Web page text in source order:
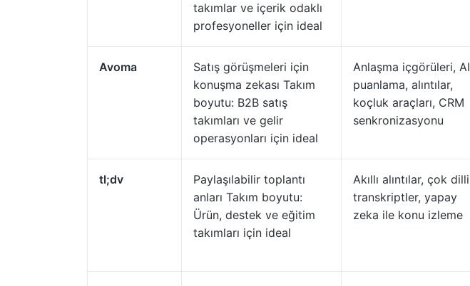
takımlar ve içerik odaklı
profesyoneller için ideal
Avoma
Satış görüşmeleri için
konuşma zekası Takım
boyutu: B2B satış
takımları ve gelir
operasyonları için ideal
Anlaşma içgörüleri, AI
puanlama, alıntılar,
koçluk araçları, CRM
senkronizasyonu
tl;dv
Paylaşılabilir toplantı
anları Takım boyutu:
Ürün, destek ve eğitim
takımları için ideal
Akıllı alıntılar, çok dilli
transkriptler, yapay
zeka ile konu izleme